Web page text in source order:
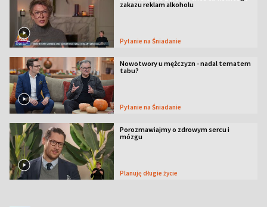
zakazu reklam alkoholu
Pytanie na Śniadanie
Nowotwory u mężczyzn - nadal tematem
tabu?
Pytanie na Śniadanie
Porozmawiajmy o zdrowym sercu i
mózgu
Planuję długie życie